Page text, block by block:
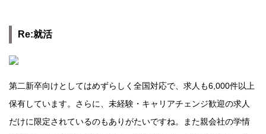
Re:就活
第二新卒向けとしてはめずらしく全国対応で、求人も6,000件以上
保有しています。さらに、未経験・キャリアチェンジ歓迎の求人
だけに限定されているのもありがたいですね。また親会社の学情